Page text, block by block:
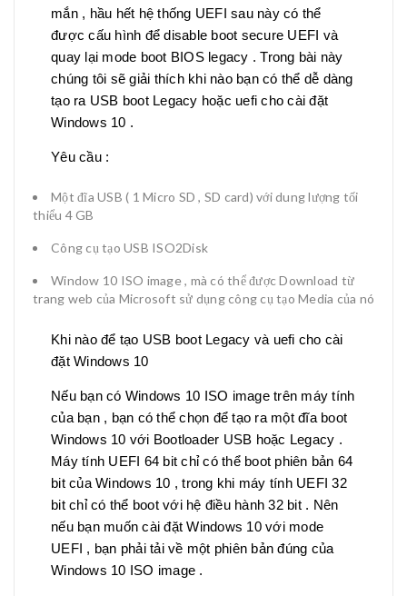
mắn , hầu hết hệ thống UEFI sau này có thể
được cấu hình để disable boot secure UEFI và
quay lại mode boot BIOS legacy . Trong bài này
chúng tôi sẽ giải thích khi nào bạn có thể dễ dàng
tạo ra USB boot Legacy hoặc uefi cho cài đặt
Windows 10 .
Yêu cầu :
Một đĩa USB ( 1 Micro SD , SD card) với dung lượng tối
thiểu 4 GB
Công cụ tạo USB ISO2Disk
Window 10 ISO image , mà có thể được Download từ
trang web của Microsoft sử dụng công cụ tạo Media của nó
Khi nào để tạo USB boot Legacy và uefi cho cài
đặt Windows 10
Nếu bạn có Windows 10 ISO image trên máy tính
của bạn , bạn có thể chọn để tạo ra một đĩa boot
Windows 10 với Bootloader USB hoặc Legacy .
Máy tính UEFI 64 bit chỉ có thể boot phiên bản 64
bit của Windows 10 , trong khi máy tính UEFI 32
bit chỉ có thể boot với hệ điều hành 32 bit . Nên
nếu bạn muốn cài đặt Windows 10 với mode
UEFI , bạn phải tải về một phiên bản đúng của
Windows 10 ISO image .